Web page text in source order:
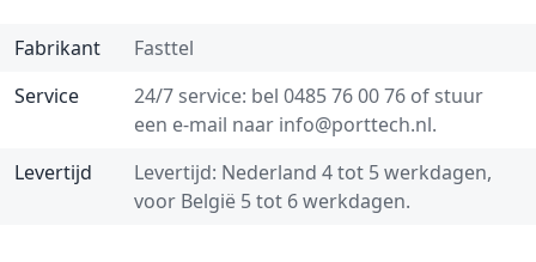
Fabrikant
Fasttel
Service
24/7 service: bel 0485 76 00 76 of stuur
een e-mail naar info@porttech.nl.
Levertijd
Levertijd: Nederland 4 tot 5 werkdagen,
voor België 5 tot 6 werkdagen.